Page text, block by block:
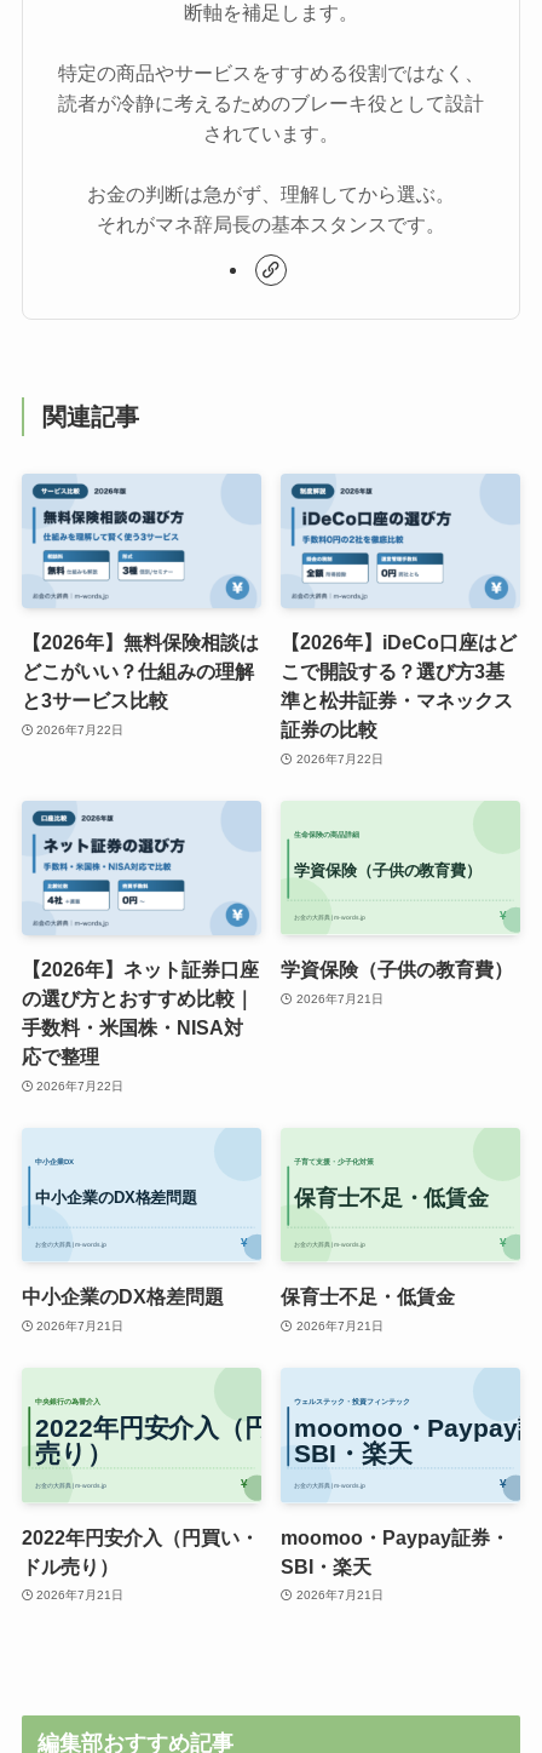
断軸を補足します。
特定の商品やサービスをすすめる役割ではなく、
読者が冷静に考えるためのブレーキ役として設計
されています。
お金の判断は急がず、理解してから選ぶ。
それがマネ辞局長の基本スタンスです。
関連記事
【2026年】無料保険相談は
どこがいい？仕組みの理解
と3サービス比較
2026年7月22日
【2026年】iDeCo口座はど
こで開設する？選び方3基
準と松井証券・マネックス
証券の比較
2026年7月22日
【2026年】ネット証券口座
の選び方とおすすめ比較｜
手数料・米国株・NISA対
応で整理
2026年7月22日
学資保険（子供の教育費）
2026年7月21日
中小企業のDX格差問題
2026年7月21日
保育士不足・低賃金
2026年7月21日
2022年円安介入（円買い・
ドル売り）
2026年7月21日
moomoo・Paypay証券・
SBI・楽天
2026年7月21日
編集部おすすめ記事